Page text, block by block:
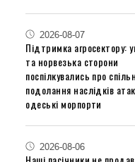
2026-08-07
Підтримка агросектору:
та норвезька сторони
поспілкувались про
подолання наслідків
одеські морпорти
2026-08-06